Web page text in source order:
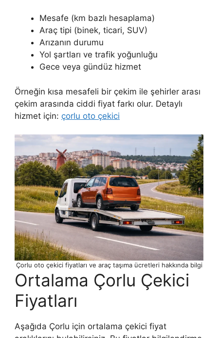
Mesafe (km bazlı hesaplama)
Araç tipi (binek, ticari, SUV)
Arızanın durumu
Yol şartları ve trafik yoğunluğu
Gece veya gündüz hizmet
Örneğin kısa mesafeli bir çekim ile şehirler arası
çekim arasında ciddi fiyat farkı olur. Detaylı
hizmet için: çorlu oto çekici
Çorlu oto çekici fiyatları ve araç taşıma ücretleri hakkında bilgi
Ortalama Çorlu Çekici
Fiyatları
Aşağıda Çorlu için ortalama çekici fiyat